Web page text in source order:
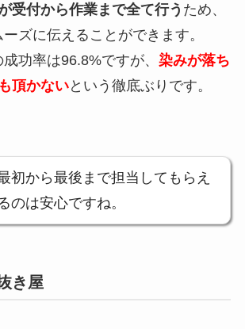
受付から作業まで全て行う ため、
ズに伝えることができます。
功率は96.8%ですが、 染みが落ち
頂かないという徹底ぶりです。
初から最後まで担当してもらえ
のは安心ですね。
き屋